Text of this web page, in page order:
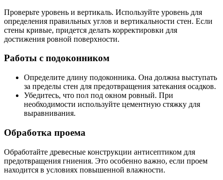
Проверьте уровень и вертикаль. Используйте уровень для
определения правильных углов и вертикальности стен. Если
стены кривые, придется делать корректировки для
достижения ровной поверхности.
Работы с подоконником
Определите длину подоконника. Она должна выступать
за пределы стен для предотвращения затекания осадков.
Убедитесь, что пол под окном ровный. При
необходимости используйте цементную стяжку для
выравнивания.
Обработка проема
Обработайте древесные конструкции антисептиком для
предотвращения гниения. Это особенно важно, если проем
находится в условиях повышенной влажности.